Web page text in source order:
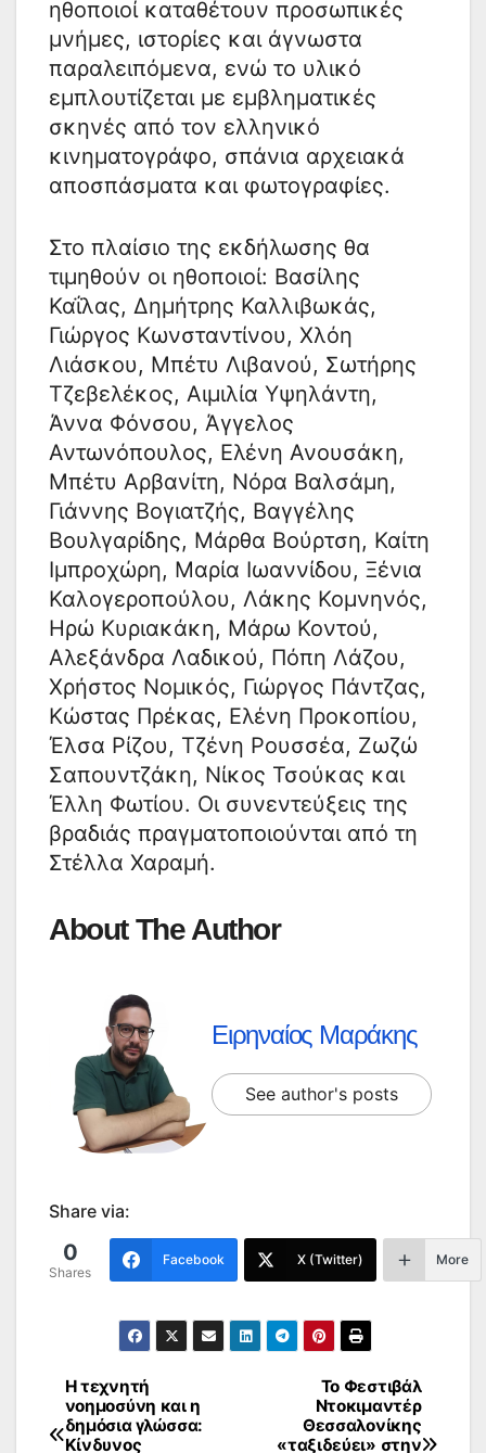
ηθοποιοί καταθέτουν προσωπικές
μνήμες, ιστορίες και άγνωστα
παραλειπόμενα, ενώ το υλικό
εμπλουτίζεται με εμβληματικές
σκηνές από τον ελληνικό
κινηματογράφο, σπάνια αρχειακά
αποσπάσματα και φωτογραφίες.
Στο πλαίσιο της εκδήλωσης θα
τιμηθούν οι ηθοποιοί: Βασίλης
Καΐλας, Δημήτρης Καλλιβωκάς,
Γιώργος Κωνσταντίνου, Χλόη
Λιάσκου, Μπέτυ Λιβανού, Σωτήρης
Τζεβελέκος, Αιμιλία Υψηλάντη,
Άννα Φόνσου, Άγγελος
Αντωνόπουλος, Ελένη Ανουσάκη,
Μπέτυ Αρβανίτη, Νόρα Βαλσάμη,
Γιάννης Βογιατζής, Βαγγέλης
Βουλγαρίδης, Μάρθα Βούρτση, Καίτη
Ιμπροχώρη, Μαρία Ιωαννίδου, Ξένια
Καλογεροπούλου, Λάκης Κομνηνός,
Ηρώ Κυριακάκη, Μάρω Κοντού,
Αλεξάνδρα Λαδικού, Πόπη Λάζου,
Χρήστος Νομικός, Γιώργος Πάντζας,
Κώστας Πρέκας, Ελένη Προκοπίου,
Έλσα Ρίζου, Τζένη Ρουσσέα, Ζωζώ
Σαπουντζάκη, Νίκος Τσούκας και
Έλλη Φωτίου. Οι συνεντεύξεις της
βραδιάς πραγματοποιούνται από τη
Στέλλα Χαραμή.
About The Author
Ειρηναίος Μαράκης
See author's posts
Share via:
0
Shares
Facebook X (Twitter) More
Πλοήγηση
άρθρων
Το Φεστιβάλ
Ντοκιμαντέρ
Θεσσαλονίκης
«ταξιδεύει» στην
Η τεχνητή
νοημοσύνη και η
δημόσια γλώσσα:
Κίνδυνος